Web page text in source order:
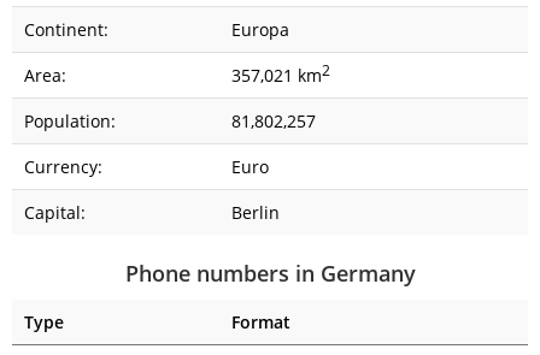
Continent:
Europa
Area:
357,021 km2
Population:
81,802,257
Currency:
Euro
Capital:
Berlin
Phone numbers in Germany
Type
Format